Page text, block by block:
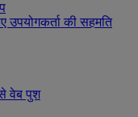
की सहमति
वेब पुश